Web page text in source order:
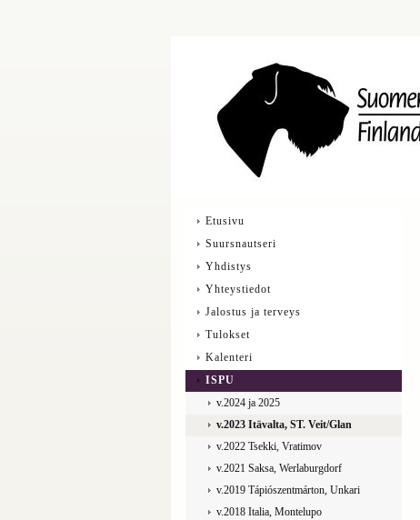
Etusivu
Suursnautseri
Yhdistys
Yhteystiedot
Jalostus ja terveys
Tulokset
Kalenteri
ISPU
v.2024 ja 2025
v.2023 Itävalta, ST. Veit/Glan
v.2022 Tsekki, Vratimov
v.2021 Saksa, Werlaburgdorf
v.2019 Tápiószentmárton, Unkari
v.2018 Italia, Montelupo